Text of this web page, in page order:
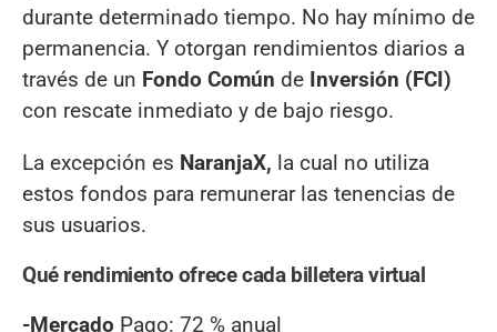
durante determinado tiempo. No hay mínimo de
permanencia. Y otorgan rendimientos diarios a
través de un Fondo Común de Inversión (FCI)
con rescate inmediato y de bajo riesgo.
La excepción es NaranjaX, la cual no utiliza
estos fondos para remunerar las tenencias de
sus usuarios.
Qué rendimiento ofrece cada billetera virtual
-Mercado Pago: 72 % anual